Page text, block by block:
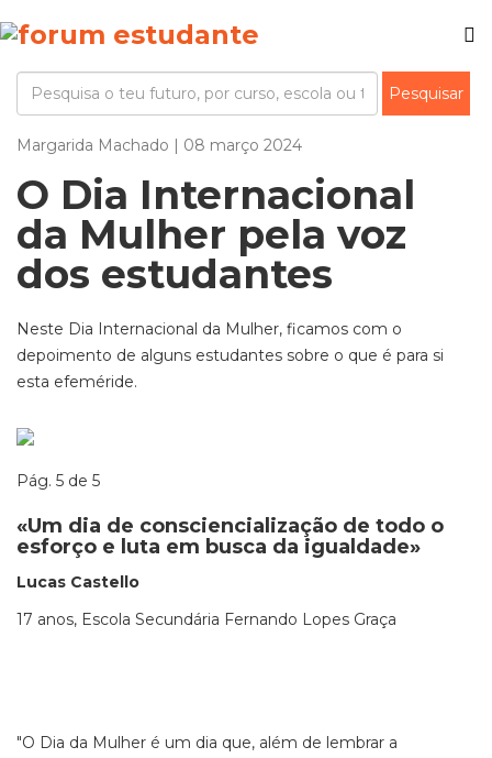
Margarida Machado | 08 março 2024
O Dia Internacional
da Mulher pela voz
dos estudantes
Neste Dia Internacional da Mulher, ficamos com o
depoimento de alguns estudantes sobre o que é para si
esta efeméride.
Pág. 5 de 5
«Um dia de consciencialização de todo o
esforço e luta em busca da igualdade»
Lucas Castello
17 anos, Escola Secundária Fernando Lopes Graça
"O Dia da Mulher é um dia que, além de lembrar a